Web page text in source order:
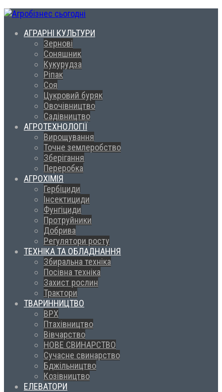
АГРАРНІ КУЛЬТУРИ
Зернові
Соняшник
Кукурудза
Ріпак
Соя
Цукровий буряк
Овочівництво
Садівництво
АГРОТЕХНОЛОГІЇ
Вирощування
Точне землеробство
Зберігання
Переробка
АГРОХІМІЯ
Гербіциди
Інсектициди
Фунгіциди
Протруйники
Добрива
Регулятори росту
ТЕХНІКА ТА ОБЛАДНАННЯ
Збиральна техніка
Посівна техніка
Захист рослин
Трактори
ТВАРИННИЦТВО
ВРХ
Птахівництво
Вівчарство
НОВЕ СВИНАРСТВО
Сучасне свинарство
Бджільництво
Козівництво
ЕЛЕВАТОРИ